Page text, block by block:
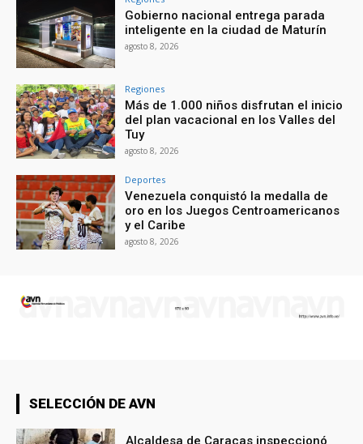
Gobierno nacional entrega parada
inteligente en la ciudad de Maturín
agosto 8, 2026
Regiones
Más de 1.000 niños disfrutan el inicio
del plan vacacional en los Valles del
Tuy
agosto 8, 2026
Deportes
Venezuela conquistó la medalla de
oro en los Juegos Centroamericanos
y el Caribe
agosto 8, 2026
SELECCIÓN DE AVN
Alcaldesa de Caracas inspeccionó